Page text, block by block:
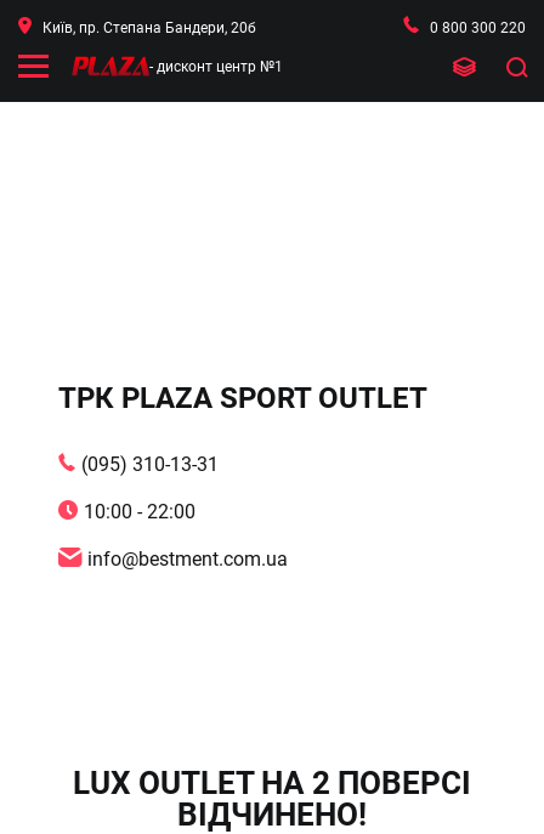
Київ, пр. Степана Бандери, 20б 0 800 300 220
- дисконт центр №1
ТРК PLAZA SPORT OUTLET
(095) 310-13-31
10:00 - 22:00
info@bestment.com.ua
LUX OUTLET НА 2 ПОВЕРСІ
ВІДЧИНЕНО!